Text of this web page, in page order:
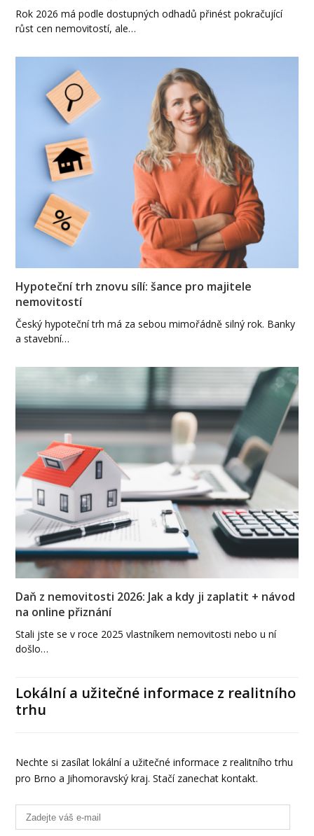
Rok 2026 má podle dostupných odhadů přinést pokračující
růst cen nemovitostí, ale…
Hypoteční trh znovu sílí: šance pro majitele
nemovitostí
Český hypoteční trh má za sebou mimořádně silný rok. Banky
a stavební…
Daň z nemovitosti 2026: Jak a kdy ji zaplatit + návod
na online přiznání
Stali jste se v roce 2025 vlastníkem nemovitosti nebo u ní
došlo…
Lokální a užitečné informace z realitního
trhu
Nechte si zasílat lokální a užitečné informace z realitního trhu
pro Brno a Jihomoravský kraj. Stačí zanechat kontakt.